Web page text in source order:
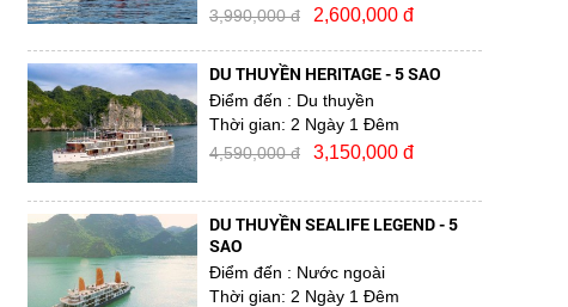
3,990,000 đ
2,600,000 đ
DU THUYỀN HERITAGE - 5 SAO
Điểm đến : Du thuyền
Thời gian: 2 Ngày 1 Đêm
4,590,000 đ
3,150,000 đ
DU THUYỀN SEALIFE LEGEND - 5
SAO
Điểm đến : Nước ngoài
Thời gian: 2 Ngày 1 Đêm